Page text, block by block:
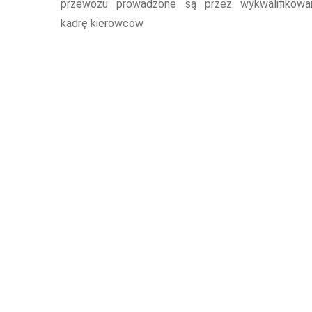
przewozu prowadzone są przez
kadrę kierowców